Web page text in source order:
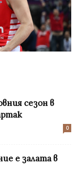
сезон в
0
е залата в